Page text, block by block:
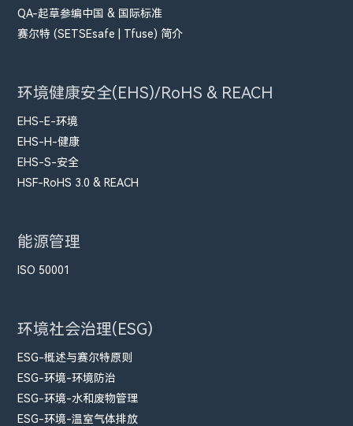
QA-起草参编中国 & 国际标准
赛尔特 (SETSEsafe | Tfuse) 简介
环境健康安全(EHS)/RoHS & REACH
EHS-E-环境
EHS-H-健康
EHS-S-安全
HSF-RoHS 3.0 & REACH
能源管理
ISO 50001
环境社会治理(ESG)
ESG-概述与赛尔特原则
ESG-环境-环境防治
ESG-环境-水和废物管理
ESG-环境-温室气体排放